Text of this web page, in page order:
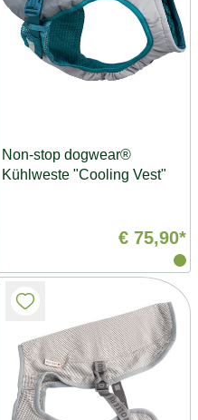
Non-stop dogwear®
Kühlweste "Cooling Vest"
€ 75,90*